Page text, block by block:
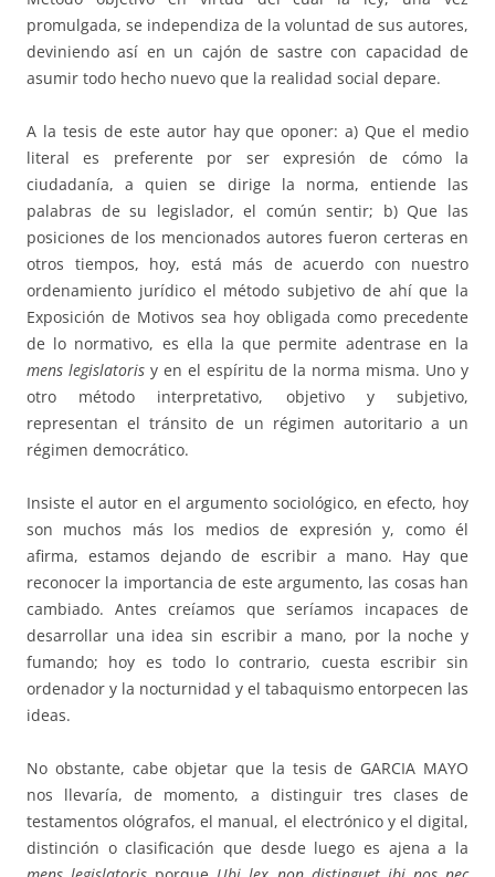
promulgada, se independiza de la voluntad de sus autores,
deviniendo así en un cajón de sastre con capacidad de
asumir todo hecho nuevo que la realidad social depare.
A la tesis de este autor hay que oponer: a) Que el medio
literal es preferente por ser expresión de cómo la
ciudadanía, a quien se dirige la norma, entiende las
palabras de su legislador, el común sentir; b) Que las
posiciones de los mencionados autores fueron certeras en
otros tiempos, hoy, está más de acuerdo con nuestro
ordenamiento jurídico el método subjetivo de ahí que la
Exposición de Motivos sea hoy obligada como precedente
de lo normativo, es ella la que permite adentrase en la
mens legislatorisy en el espíritu de la norma misma. Uno y
otro método interpretativo, objetivo y subjetivo,
representan el tránsito de un régimen autoritario a un
régimen democrático.
Insiste el autor en el argumento sociológico, en efecto, hoy
son muchos más los medios de expresión y, como él
afirma, estamos dejando de escribir a mano. Hay que
reconocer la importancia de este argumento, las cosas han
cambiado. Antes creíamos que seríamos incapaces de
desarrollar una idea sin escribir a mano, por la noche y
fumando; hoy es todo lo contrario, cuesta escribir sin
ordenador y la nocturnidad y el tabaquismo entorpecen las
ideas.
No obstante, cabe objetar que la tesis de GARCIA MAYO
nos llevaría, de momento, a distinguir tres clases de
testamentos ológrafos, el manual, el electrónico y el digital,
distinción o clasificación que desde luego es ajena a la